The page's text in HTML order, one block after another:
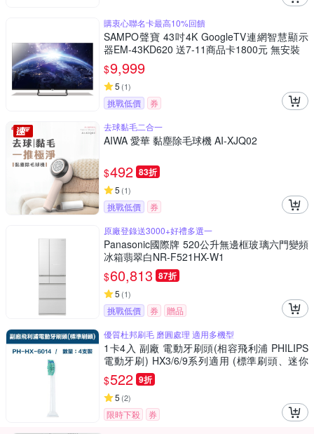
購衷心聯名卡最高10%回饋
SAMPO聲寶 43吋4K GoogleTV連網智慧顯示
器EM-43KD620 送7-11商品卡1800元 無安裝
$9,999
5 (1)
挑戰低價
券
去球黏毛二合一
AIWA 愛華 黏塵除毛球機 AI-XJQ02
$492 83折
5 (1)
挑戰低價
券
原廠登錄送3000+好禮多選一
Panasonic國際牌 520公升無邊框玻璃六門變頻
冰箱翡翠白NR-F521HX-W1
$60,813 87折
5 (1)
挑戰低價 券
贈品
優質杜邦刷毛 磨圓處理 適用多機型
1卡4入 副廠 電動牙刷頭(相容飛利浦 PHILIPS
電動牙刷) HX3/6/9系列適用 (標準刷頭、迷你
刷頭、兒童專用、敏感型、深層齒間、牙齦呵
護....等多種款式)【超優惠】
$522 9折
5 (2)
限時下殺 券